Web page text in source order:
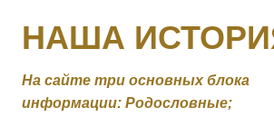
НАША
На сайте три основных блока
информации: Родословные;